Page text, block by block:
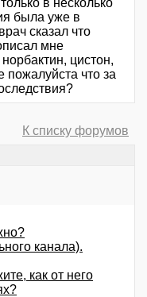
в несколько
была уже в
сказал что
мне
цистон,
что за
К списку форумов
канала).
как от него